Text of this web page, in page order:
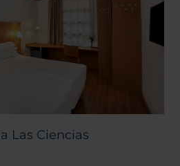
Las Ciencias